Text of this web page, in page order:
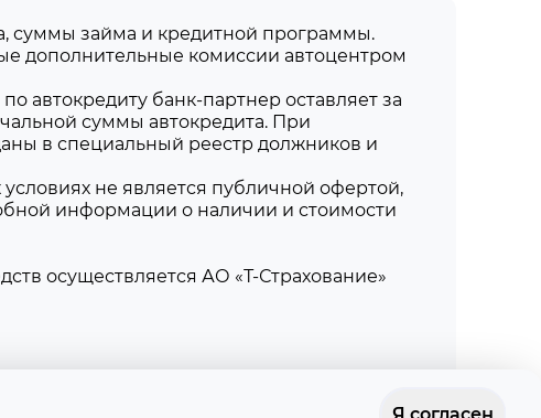
суммы займа и кредитной программы.
дополнительные комиссии автоцентром
автокредиту банк-партнер оставляет за
суммы автокредита. При
в специальный реестр должников и
не является публичной офертой,
информации о наличии и стоимости
осуществляется АО «Т-Страхование»